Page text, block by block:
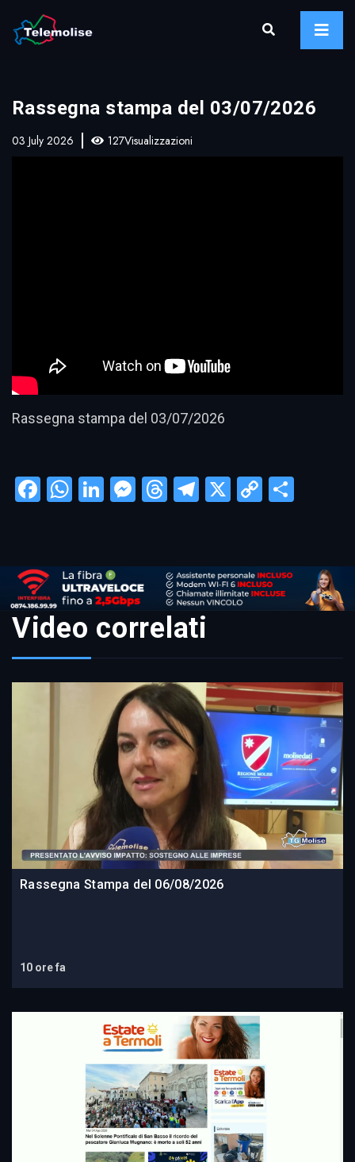
Rassegna stampa del 03/07/2026
03 July 2026 127Visualizzazioni
Rassegna stampa del 03/07/2026
Facebook
WhatsApp
LinkedIn
Messenger
Threads
Telegram
X
Copy
Video correlati
Rassegna Stampa del 06/08/2026
10 ore fa